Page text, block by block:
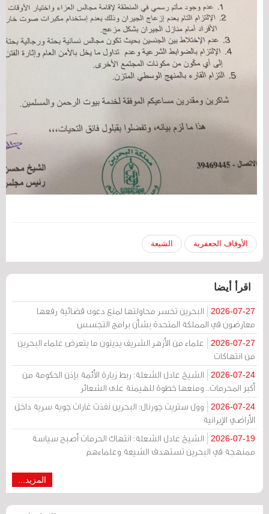
الأوقاف الجعفرية الشيعة
اقرأ أيضا
2026-07-27
البحرين تخسر محاولتها لمنع دعوى قضائية رفعها
معارضون في المملكة المتحدة بشأن برامج التجسس
2026-07-27
علماء من الأزهر الشريف يدينون ما يتعرض علماء البحرين
من انتهاكات
2026-07-24
الشيخ عادل الشعلة: ربط زيارة الأئمة بإذن الحكومة من
أكبر المحرمات.. ومنعها خطوة للهيمنة على الشعائر
2026-07-24
وول ستريت جورنال: البحرين نفذت غارات جوية سرية داخل
الأراضي الإيرانية
2026-07-19
الشيخ عادل الشعلة: انتهاك الحرمات أصبح سياسة
ممنهجة في البحرين تستهدف الشيعة وعلماءهم
المزيد...